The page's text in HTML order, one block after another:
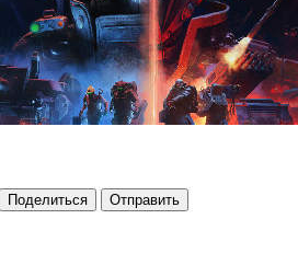
Поделиться Отправить